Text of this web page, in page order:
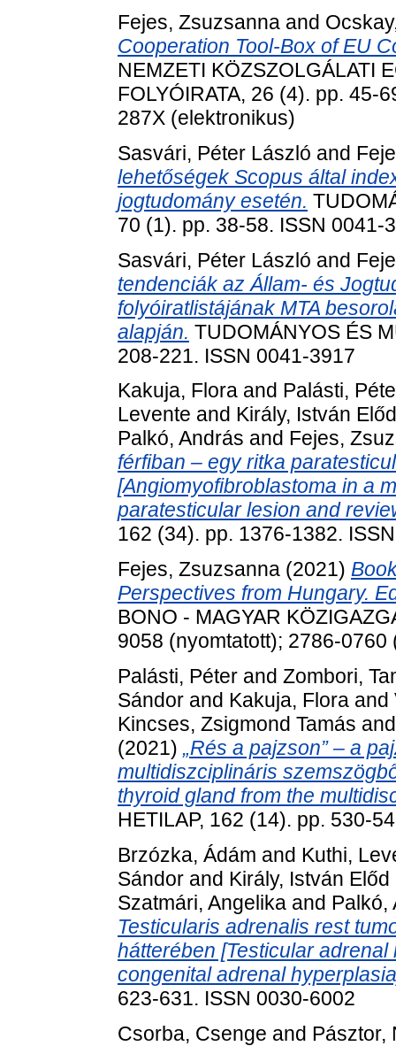
Fejes, Zsuzsanna and
Cooperation Tool-Box of EU
NEMZETI KÖZSZOLGÁLATI
FOLYÓIRATA, 26 (4). pp. 45-
287X (elektronikus)
Sasvári, Péter László and
lehetőségek Scopus által
jogtudomány esetén.
70 (1). pp. 38-58. ISSN 0041-
Sasvári, Péter László and
tendenciák az Állam- és
folyóiratlistájának MTA
alapján. TUDOMÁNYOS ÉS
208-221. ISSN 0041-3917
Kakuja, Flora and Palásti,
Levente and Király, István Előd
Palkó, András and Fejes,
férfiban – egy ritka
[Angiomyofibroblastoma in a
paratesticular lesion and
162 (34). pp. 1376-1382.
Fejes, Zsuzsanna (2021)
Perspectives from Hungary.
BONO - MAGYAR
9058 (nyomtatott); 2786-0760
Palásti, Péter and Zombori,
Sándor and Kakuja, Flora and
Kincses, Zsigmond Tamás
(2021) „Rés a pajzson” – a
multidiszciplináris
thyroid gland from the
HETILAP, 162 (14). pp. 530-
Brzózka, Ádám and Kuthi,
Sándor and Király, István Előd
Szatmári, Angelika and Palkó,
Testicularis adrenalis rest
hátterében [Testicular
congenital adrenal
623-631. ISSN 0030-6002
Csorba, Csenge and Pásztor,